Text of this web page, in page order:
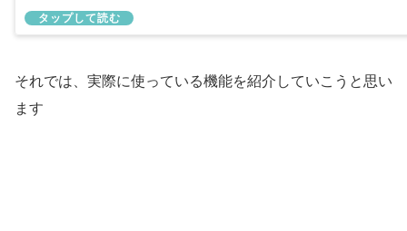
それでは、実際に使っている機能を紹介していこうと思い
ます